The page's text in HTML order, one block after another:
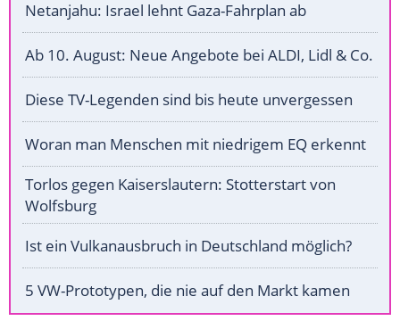
Netanjahu: Israel lehnt Gaza-Fahrplan ab
Ab 10. August: Neue Angebote bei ALDI, Lidl & Co.
Diese TV-Legenden sind bis heute unvergessen
Woran man Menschen mit niedrigem EQ erkennt
Torlos gegen Kaiserslautern: Stotterstart von
Wolfsburg
Ist ein Vulkanausbruch in Deutschland möglich?
5 VW-Prototypen, die nie auf den Markt kamen